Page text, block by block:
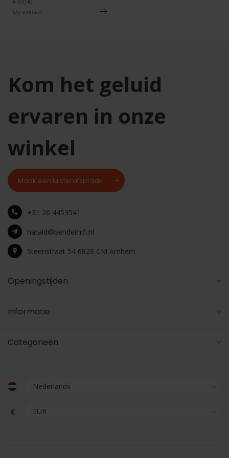
Op voorraad
Kom het geluid
ervaren in onze
winkel
Maak een luisterafspraak
+31 26 4453541
harald@benderhifi.nl
Steenstraat 54 6828 CM Arnhem
Openingstijden
Informatie
Categorieën
€